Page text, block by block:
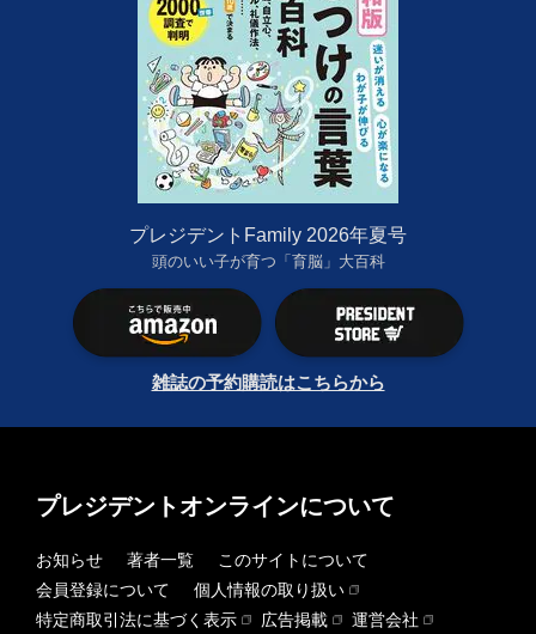
プレジデントFamily 2026年夏号
頭のいい子が育つ「育脳」大百科
雑誌の予約購読はこちらから
プレジデントオンラインについて
お知らせ 著者一覧
このサイトについて
会員登録について
個人情報の取り扱い
特定商取引法に基づく表示
広告掲載
運営会社